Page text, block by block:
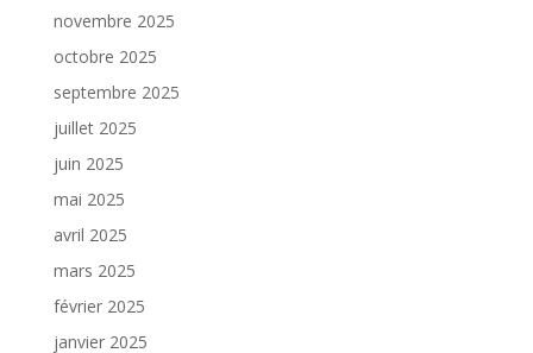
novembre 2025
octobre 2025
septembre 2025
juillet 2025
juin 2025
mai 2025
avril 2025
mars 2025
février 2025
janvier 2025